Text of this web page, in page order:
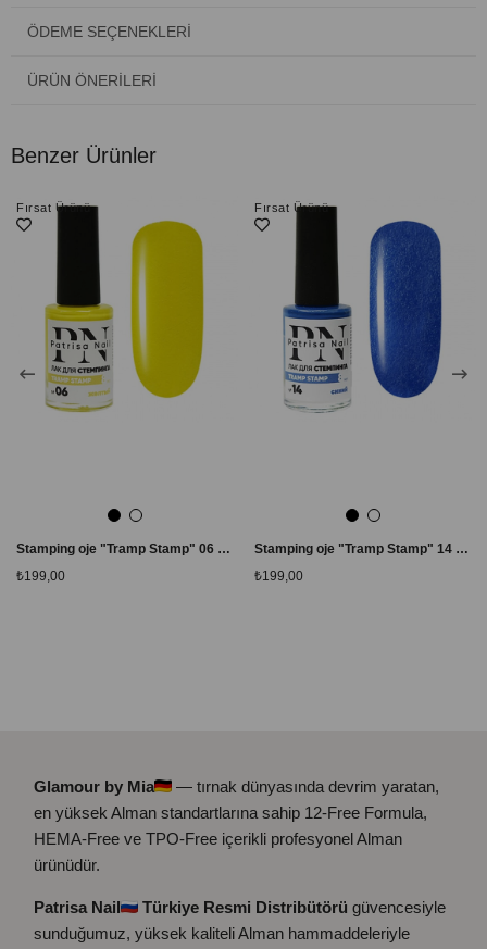
ÖDEME SEÇENEKLERI
ÜRÜN ÖNERILERI
Benzer Ürünler
Stamping oje "Tramp Stamp" 06 Sarı 8 ml
₺199,00
Fırsat Ürünü
Stamping oje "Tramp Stamp" 14 Lacivert 10 ml
₺199,00
Fırsat Ürünü
Glamour by Mia
— tırnak dünyasında devrim yaratan,
en yüksek Alman standartlarına sahip 12-Free Formula,
HEMA-Free ve TPO-Free içerikli profesyonel Alman
ürünüdür.
Patrisa Nail Türkiye Resmi Distribütörü güvencesiyle
sunduğumuz, yüksek kaliteli Alman hammaddeleriyle